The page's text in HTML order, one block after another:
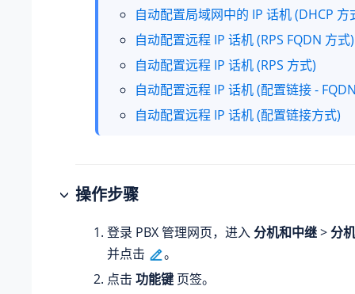
自动配置局域网中的 IP 话机 (DHCP 方
自动配置远程 IP 话机 (RPS FQDN 方式)
自动配置远程 IP 话机 (RPS 方式)
自动配置远程 IP 话机 (配置链接 -
自动配置远程 IP 话机 (配置链接方式)
操作步骤
登录 PBX 管理网页，进入分机和中继>分机
并点击
。
点击 功能键 页签。